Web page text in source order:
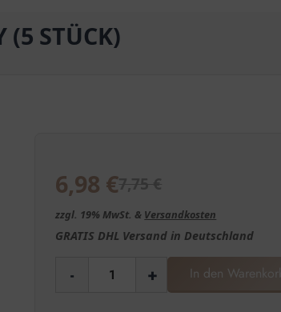
(5 STÜCK)
6,98 €
zzgl. 19% MwSt. & Versandkosten
GRATIS DHL Versand in Deutschland
- + In den Warenkorb